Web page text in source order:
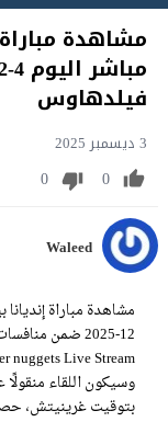
مشاهدة
فيلدهاوس
3 ديسمبر 2025
0
0
Waleed
بتوقيت غرينيتش،